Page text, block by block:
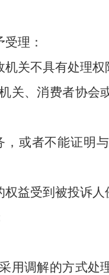
理：
关不具有处理权
、消费者协会
者不能证明
受到被投诉人
用调解的方式处